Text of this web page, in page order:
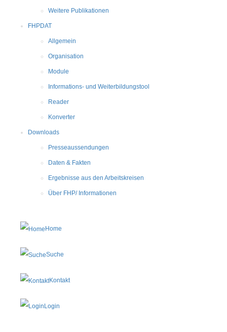
Weitere Publikationen
FHPDAT
Allgemein
Organisation
Module
Informations- und Weiterbildungstool
Reader
Konverter
Downloads
Presseaussendungen
Daten & Fakten
Ergebnisse aus den Arbeitskreisen
Über FHP/ Informationen
Home
Suche
Kontakt
Login